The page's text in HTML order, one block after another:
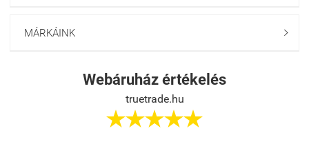
MÁRKÁINK 
Webáruház értékelés
truetrade.hu
